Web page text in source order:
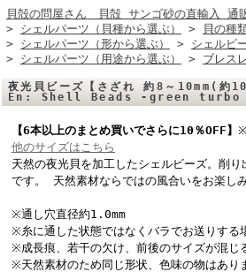
貝殻の問屋さん 貝殻 サンゴ砂の直輸入 通
> シェルパーツ（貝種から選ぶ） > 貝の種
> シェルパーツ（形から選ぶ） > シェルビ
> シェルパーツ（用途から選ぶ） > ブレス
夜光貝ビーズ【さざれ 約8～10mm(約
En: Shell Beads -green turbo
【6本以上のまとめ買いでさらに10％OFF】
他のサイズはこちら
天然の夜光貝を加工したシェルビーズ。削
です。 天然素材ならではの風合いをお楽しみ
※通し穴直径約1.0mm
※糸に通した状態ではなくバラでお送りする
※成長痕、若干の欠け、前後のサイズが混じ
※天然素材のため同じ形状、色味の物はあり